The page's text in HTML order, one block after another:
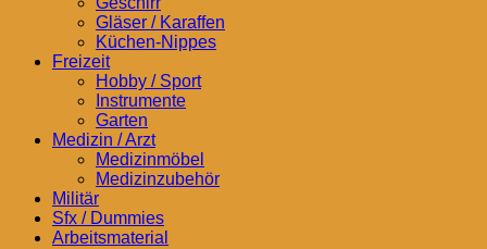
Gläser / Karaffen
Küchen-Nippes
Freizeit
Hobby / Sport
Instrumente
Garten
Medizin / Arzt
Medizinmöbel
Medizinzubehör
Militär
Sfx / Dummies
Arbeitsmaterial